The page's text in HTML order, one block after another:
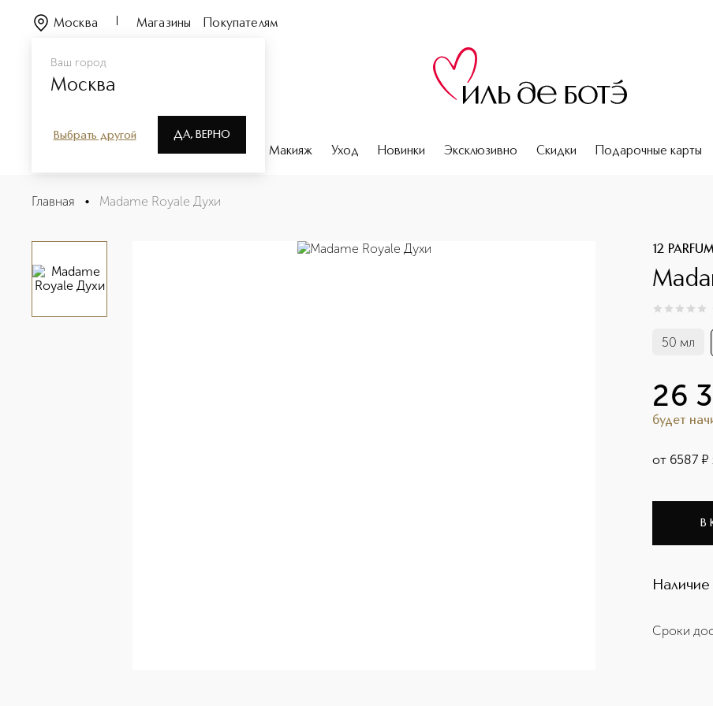
Ваш город
Москва
Выбрать другой ДА, ВЕРНО
Москва Магазины Покупателям
Парфюмерия Макияж Уход Новинки Эксклюзивно Скидки Подарочные карты
Madame Royale Духи
Описание
Главная • Madame Royale Духи
12
0из 0
50 мл
26
будет
от 6587 ¤
В
Наличие
Сроки